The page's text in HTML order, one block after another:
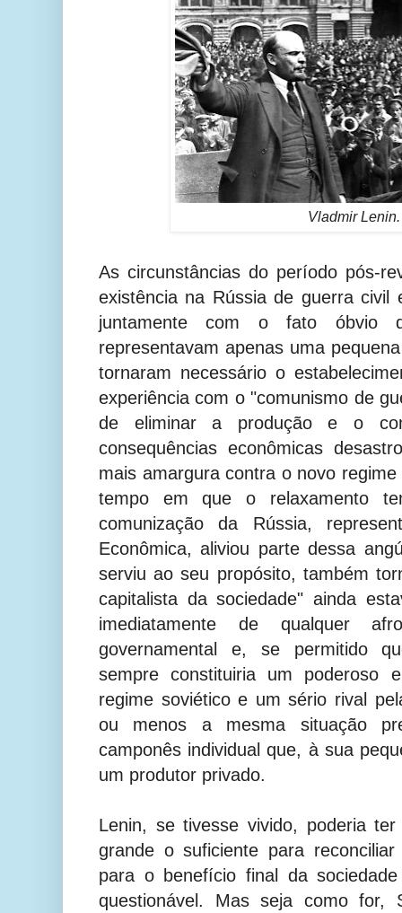
Vladmir Lenin.
As circunstâncias do período pós-
existência na Rússia de guerra civil
juntamente com o fato óbvio
representavam apenas uma
tornaram necessário o
experiência com o "comunismo de
de eliminar a produção e o
consequências econômicas
mais amargura contra o novo
tempo em que o relaxamento
comunização da Rússia,
Econômica, aliviou parte dessa
serviu ao seu propósito, também
capitalista da sociedade" ainda
imediatamente de qualquer
governamental e, se permitido
sempre constituiria um poderoso
regime soviético e um sério rival
ou menos a mesma situação
camponês individual que, à sua
um produtor privado.
Lenin, se tivesse vivido, poderia
grande o suficiente para
para o benefício final da
questionável. Mas seja como for,